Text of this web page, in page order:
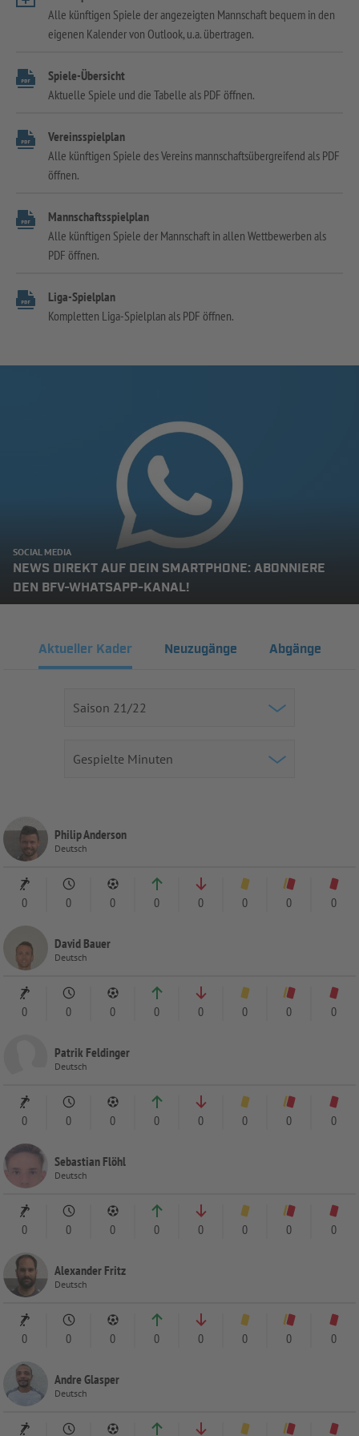
Alle künftigen Spiele der angezeigten Mannschaft bequem in den
eigenen Kalender von Outlook, u.a. übertragen.
Spiele-Übersicht
Aktuelle Spiele und die Tabelle als PDF öffnen.
Vereinsspielplan
Alle künftigen Spiele des Vereins mannschaftsübergreifend als PDF
öffnen.
Mannschaftsspielplan
Alle künftigen Spiele der Mannschaft in allen Wettbewerben als
PDF öffnen.
Liga-Spielplan
Kompletten Liga-Spielplan als PDF öffnen.
SOCIAL MEDIA
NEWS DIREKT AUF DEIN SMARTPHONE: ABONNIERE
DEN BFV-WHATSAPP-KANAL!
Aktueller Kader Neuzugänge Abgänge
Philip Anderson
Deutsch
0 0 0 0 0 0 0 0
David Bauer
Deutsch
0 0 0 0 0 0 0 0
Patrik Feldinger
Deutsch
0 0 0 0 0 0 0 0
Sebastian Flöhl
Deutsch
0 0 0 0 0 0 0 0
Alexander Fritz
Deutsch
0 0 0 0 0 0 0 0
Andre Glasper
Deutsch